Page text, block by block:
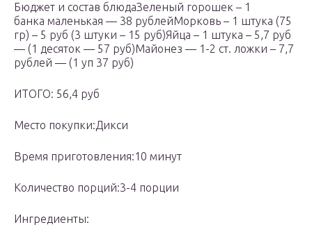
Бюджет и состав блюдаЗеленый горошек – 1
банка маленькая — 38 рублейМорковь – 1 штука (75
гр) – 5 руб (3 штуки – 15 руб)Яйца – 1 штука – 5,7 руб
— (1 десяток — 57 руб)Майонез — 1-2 ст. ложки – 7,7
рублей — (1 уп 37 руб)
ИТОГО: 56,4 руб
Место покупки:Дикси
Время приготовления:10 минут
Количество порций:3-4 порции
Ингредиенты: